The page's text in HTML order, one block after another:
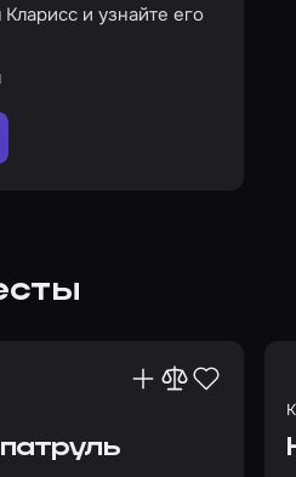
и узнайте его